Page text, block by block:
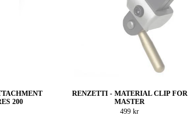
200
RENZETTI - MATERIAL CLIP FOR
MASTER
499 kr